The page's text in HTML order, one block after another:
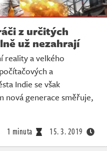
z určitých
už nezahrají
reality a velkého
a
Indie se však
nová generace směřuje,
1 minuta 15. 3. 2019